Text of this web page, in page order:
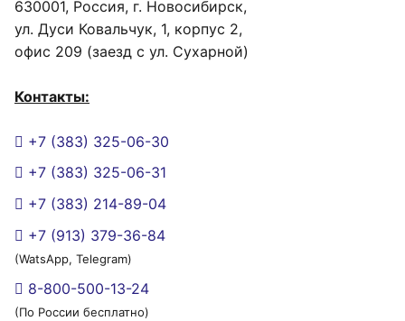
630001, Россия, г. Новосибирск,
ул. Дуси Ковальчук, 1, корпус 2,
офис 209 (заезд с ул. Сухарной)
Контакты:
+7 (383) 325-06-30
+7 (383) 325-06-31
+7 (383) 214-89-04
+7 (913) 379-36-84
(WatsApp, Telegram)
8-800-500-13-24
(По России бесплатно)